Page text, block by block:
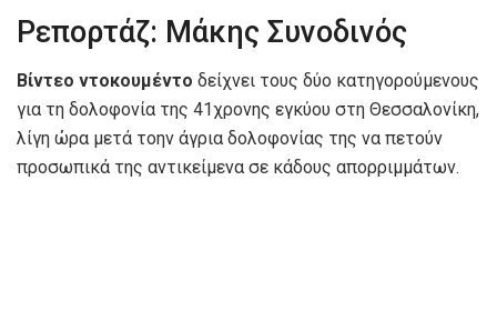
Ρεπορτάζ: Μάκης Συνοδινός
Βίντεο ντοκουμέντο δείχνει τους δύο κατηγορούμενους
για τη δολοφονία της 41χρονης εγκύου στη Θεσσαλονίκη,
λίγη ώρα μετά τοην άγρια δολοφονίας της να πετούν
προσωπικά της αντικείμενα σε κάδους απορριμμάτων.